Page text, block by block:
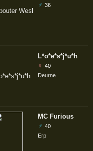
♂ 36
L*o*e*s*j*u*h
♀ 40
Deurne
MC Furious
♂ 40
Erp